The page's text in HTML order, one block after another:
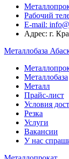
Рабочий
E-mail:
Адрес: г.
Металлобаза
Металлобаза
Металл
Прайс-лист
Условия
Резка
Услуги
Вакансии
У нас